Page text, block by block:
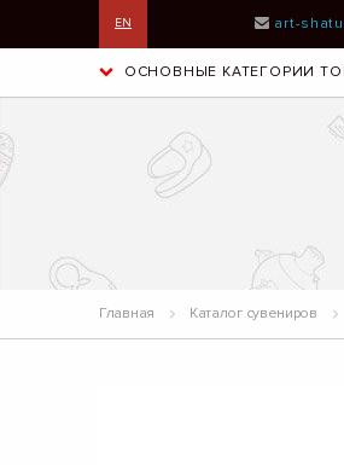
EN art-
ОСНОВНЫЕ КАТЕГОРИИ
Главная Каталог сувениров